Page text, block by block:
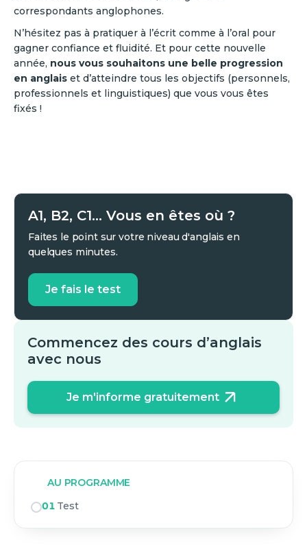
correspondants anglophones.
N’hésitez pas à pratiquer à l’écrit comme à l’oral pour
gagner confiance et fluidité. Et pour cette nouvelle
année, nous vous souhaitons une belle progression
en anglais et d’atteindre tous les objectifs (personnels,
professionnels et linguistiques) que vous vous êtes
fixés !
A1, B2, C1... Vous en êtes où ?
Faites le point sur votre niveau d'anglais en
quelques minutes.
Je fais le test
Commencez des cours d’anglais
avec nous
Je m'informe gratuitement
AU PROGRAMME
01 Test